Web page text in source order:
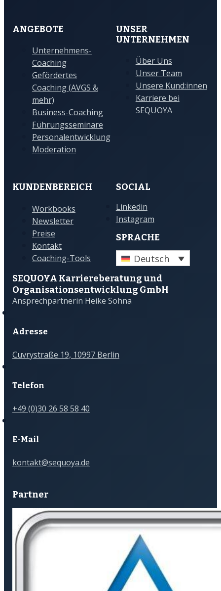
ANGEBOTE
Unternehmens-
Coaching
Gefördertes
Coaching (AVGS &
mehr)
Business-Coaching
Führungsseminare
Personalentwicklung
Moderation
UNSER
UNTERNEHMEN
Über Uns
Unser Team
Unsere Kund:innen
Karriere bei
SEQUOYA
KUNDENBEREICH
Workbooks
Newsletter
Preise
Kontakt
Coaching-Tools
SOCIAL
Linkedin
Instagram
SPRACHE
Deutsch
SEQUOYA Karriere­­beratung und
Organisations­­entwicklung GmbH
Ansprechpartnerin Heike Sohna
Adresse
Cuvrystraße 19, 10997 Berlin
Telefon
+49 (0)30 26 58 58 40
E-Mail
kontakt@sequoya.de
Partner